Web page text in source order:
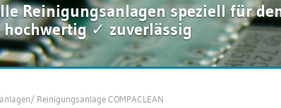
Reinigungsanlagen speziell für
✓ zuverlässig
/ Reinigungsanlage COMPACLEAN